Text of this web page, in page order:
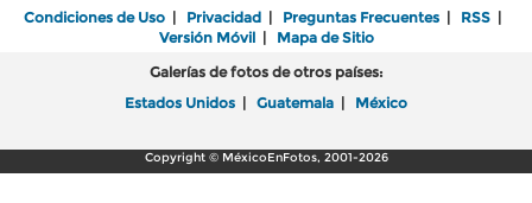
Condiciones de Uso | Privacidad | Preguntas Frecuentes | RSS |
Versión Móvil| Mapa de Sitio
Galerías de fotos de otros países:
Estados Unidos | Guatemala | México
Copyright © MéxicoEnFotos, 2001-2026